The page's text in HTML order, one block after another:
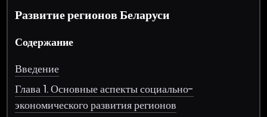
Развитие регионов Беларуси
Содержание
Введение
Глава 1. Основные аспекты социально-
экономического развития регионов